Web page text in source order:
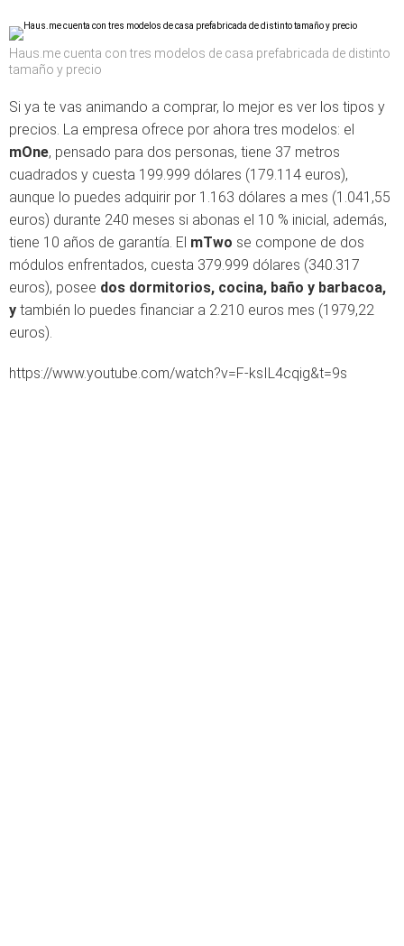
Haus.me cuenta con tres modelos de casa prefabricada de distinto
tamaño y precio
Si ya te vas animando a comprar, lo mejor es ver los tipos y
precios. La empresa ofrece por ahora tres modelos: el
mOne, pensado para dos personas, tiene 37 metros
cuadrados y cuesta 199.999 dólares (179.114 euros),
aunque lo puedes adquirir por 1.163 dólares a mes (1.041,55
euros) durante 240 meses si abonas el 10 % inicial, además,
tiene 10 años de garantía. El mTwo se compone de dos
módulos enfrentados, cuesta 379.999 dólares (340.317
euros), posee dos dormitorios, cocina, baño y barbacoa,
y también lo puedes financiar a 2.210 euros mes (1979,22
euros).
https://www.youtube.com/watch?v=F-ksIL4cqig&t=9s